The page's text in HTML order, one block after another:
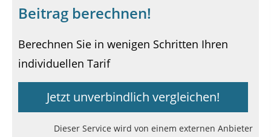
Beitrag berechnen!
Berechnen Sie in wenigen Schritten Ihren
individuellen Tarif
Jetzt unverbindlich vergleichen!
Dieser Service wird von einem externen Anbieter